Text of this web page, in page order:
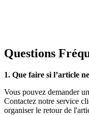
Questions
1. Que faire si l’article
Vous pouvez demander
Contactez notre service
organiser le retour de